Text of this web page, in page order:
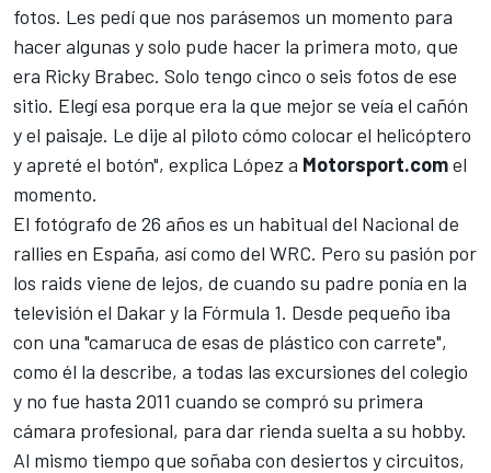
fotos. Les pedí que nos parásemos un momento para
hacer algunas y solo pude hacer la primera moto, que
era Ricky Brabec. Solo tengo cinco o seis fotos de ese
sitio. Elegí esa porque era la que mejor se veía el cañón
y el paisaje. Le dije al piloto cómo colocar el helicóptero
y apreté el botón", explica López a Motorsport.comel
momento.
El fotógrafo de 26 años es un habitual del Nacional de
rallies en España, así como del WRC. Pero su pasión por
los raids viene de lejos, de cuando su padre ponía en la
televisión el Dakar y la Fórmula 1. Desde pequeño iba
con una "camaruca de esas de plástico con carrete",
como él la describe, a todas las excursiones del colegio
y no fue hasta 2011 cuando se compró su primera
cámara profesional, para dar rienda suelta a su hobby.
Al mismo tiempo que soñaba con desiertos y circuitos,